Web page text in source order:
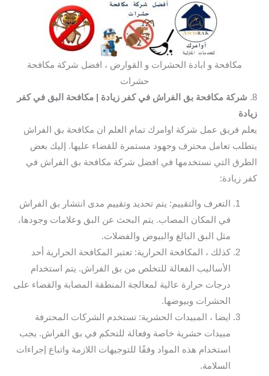
مكافحة و ابادة الحشرات و القوارض ، افضل شركة مكافحة
حشرات
8. شركة مكافحة بق الفراش في كفر زيادة
| مكافحة البق في كفر
زيادة
يعلم فريق عمل شركة اوامرك تمام العلم ان مكافحة بق الفراش
يتطلب تعامل محترف وجهود مستمرة للقضاء عليها. إليك بعض
الطرق التي نستخدمها في افضل شركة مكافحة بق الفراش في
كفر زيادة:
التعرف والتقييم: يتم تحديد وتقييم مدى انتشار بق الفراش
في المكان المصاب. يتم البحث عن البق وعلامات وجودها،
مثل البق البالغ والبيوض والفضلات.
كذلك ، المكافحة الحرارية: تعتبر المكافحة الحرارية أحد
الأساليب الفعالة للتخلص من بق الفراش. يتم استخدام
درجات حرارة عالية لمعالجة المنطقة المصابة والقضاء على
الحشرات وبيوضها.
ايضا ، المبيدات الحشرية: تستخدم الشركات المحترفة
مبيدات حشرية خاصة وفعالة للتحكم في بق الفراش. يجب
استخدام هذه المواد وفقًا للتوجيهات اللازمة واتباع إجراءات
السلامة.